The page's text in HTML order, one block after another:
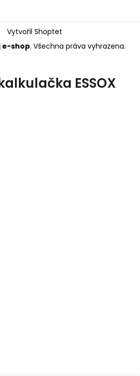
Vytvořil Shoptet
e-shop. Všechna práva vyhrazena.
ESSOX